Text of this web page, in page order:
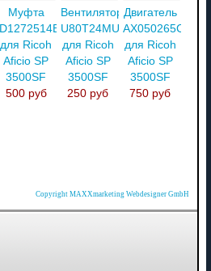
Муфта
D1272514B
для Ricoh
Aficio SP
3500SF
500 руб
Вентилятор
U80T24MUA7
для Ricoh
Aficio SP
3500SF
250 руб
Двигатель
AX050265C
для Ricoh
Aficio SP
3500SF
750 руб
Copyright MAXXmarketing Webdesigner GmbH